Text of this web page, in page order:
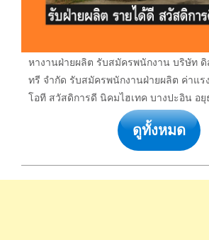
หางานฝ่ายผลิต รับสมัครพนักงาน บริษัท
ทรี จำกัด รับสมัครพนักงานฝ่ายผลิต ค่าแร
โอที สวัสดิการดี นิคมไฮเทค บางปะอิน อยุ
ดูทั้งหมด